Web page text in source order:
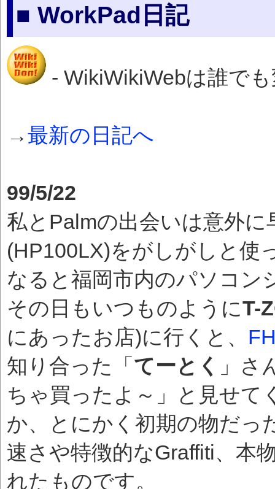
■ WorkPad日記
- WikiWikiWebは誰で
→最新の日記へ
99/5/22
私とPalmの出会いは意外
(HP100LX)をがしがしと使
なると福岡市内のパソコン
その日もいつものようにT-
にあったお店)に行くと、
知り合った「 てーとく
」さ
ちゃ買ったよ～」と見せて
か、とにかく初期の物だっ
速さや特徴的なGraffiti、本
れたものです。